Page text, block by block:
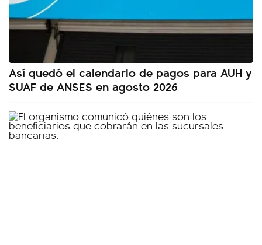
Así quedó el calendario de pagos para AUH y
SUAF de ANSES en agosto 2026